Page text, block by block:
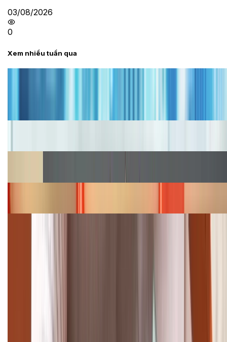
03/08/2026
0
Xem nhiều tuần qua